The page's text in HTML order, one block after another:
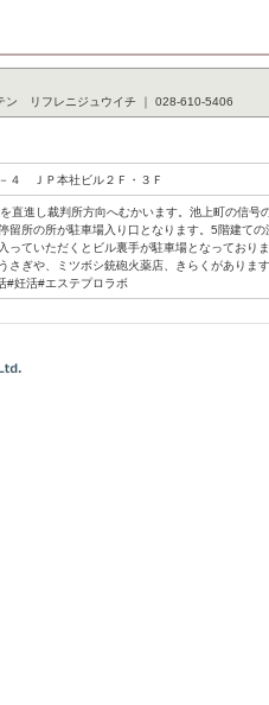
ン リフレニジュウイチ ｜ 028-610-5406
４ ＪＰ本社ビル２Ｆ・３Ｆ
直進し裁判所方向へむかいます。池上町の信号
留所の所が駐車場入り口となります。5階建て
っていただくとビル裏手が駐車場となっており
さぎや、ミツボシ銃砲火薬店、きらくがありま
#妊活#エステプロラボ